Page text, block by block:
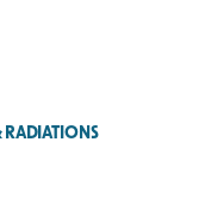
RADIATIONS